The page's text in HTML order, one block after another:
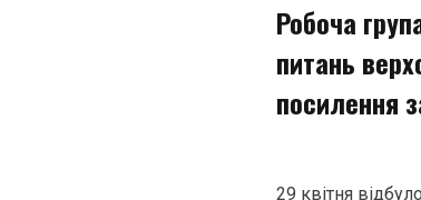
Робоча
питань
посилення
29 квітня